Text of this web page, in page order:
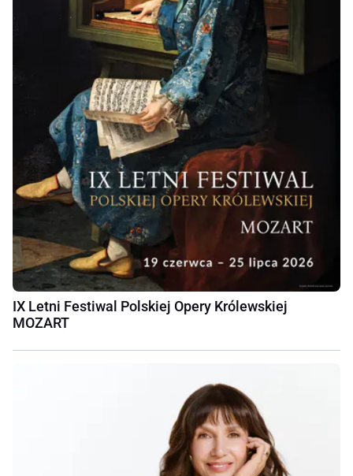
IX Letni Festiwal Polskiej Opery Królewskiej
MOZART